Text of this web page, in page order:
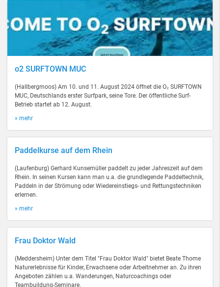
o2 SURFTOWN MUC
(Hallbergmoos) Am 10. und 11. August 2024 öffnet die O₂ SURFTOWN
MUC, Deutschlands erster Surfpark, seine Tore. Der öffentliche Surf-
Betrieb startet ab 12. August.
» mehr
Paddelkurse auf dem Rhein
(Laufenburg) Gerhard Kunsemüller paddelt zu jeder Jahreszeit auf dem
Rhein. In seinen Kursen kann man u.a. die grundlegende Paddeltechnik,
Paddeln in der Strömung oder Wiedereinstiegs- und Rettungstechniken
erlernen.
» mehr
Frau Doktor Wald
(Meddersheim) Unter dem Titel "Frau Doktor Wald" bietet Beate Thome
Naturerlebnisse für Kinder, Erwachsene oder Arbeitnehmer an. Zu ihren
Angeboten zählen u.a. Wanderungen, Naturcoachings oder
Teambuildung-Seminare.